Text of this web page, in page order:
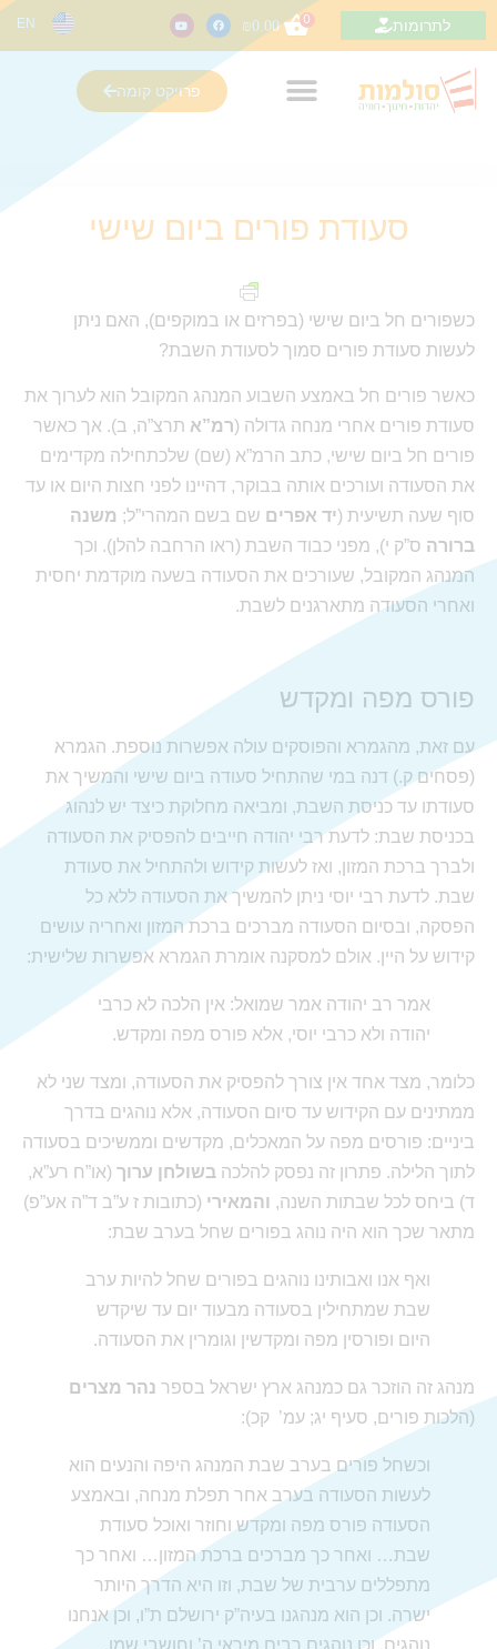
לתרומות 0
₪0.00
EN
פרויקט קומה
סעודת פורים ביום שישי
כשפורים חל ביום שישי (בפרזים או במוקפים), האם ניתן
לעשות סעודת פורים סמוך לסעודת השבת?
כאשר פורים חל באמצע השבוע המנהג המקובל הוא לערוך את
סעודת פורים אחרי מנחה גדולה (רמ”א תרצ”ה, ב). אך כאשר
פורים חל ביום שישי, כתב הרמ”א (שם) שלכתחילה מקדימים
את הסעודה ועורכים אותה בבוקר, דהיינו לפני חצות היום או עד
סוף שעה תשיעית (יד אפרים שם בשם המהרי”ל; משנה
ברורה ס”ק י), מפני כבוד השבת (ראו הרחבה להלן). וכך
המנהג המקובל, שעורכים את הסעודה בשעה מוקדמת יחסית
ואחרי הסעודה מתארגנים לשבת.
פורס מפה ומקדש
עם זאת, מהגמרא והפוסקים עולה אפשרות נוספת. הגמרא
(פסחים ק.) דנה במי שהתחיל סעודה ביום שישי והמשיך את
סעודתו עד כניסת השבת, ומביאה מחלוקת כיצד יש לנהוג
בכניסת שבת: לדעת רבי יהודה חייבים להפסיק את הסעודה
ולברך ברכת המזון, ואז לעשות קידוש ולהתחיל את סעודת
שבת. לדעת רבי יוסי ניתן להמשיך את הסעודה ללא כל
הפסקה, ובסיום הסעודה מברכים ברכת המזון ואחריה עושים
קידוש על היין. אולם למסקנה אומרת הגמרא אפשרות שלישית:
אמר רב יהודה אמר שמואל: אין הלכה לא כרבי
יהודה ולא כרבי יוסי, אלא פורס מפה ומקדש.
כלומר, מצד אחד אין צורך להפסיק את הסעודה, ומצד שני לא
ממתינים עם הקידוש עד סיום הסעודה, אלא נוהגים בדרך
ביניים: פורסים מפה על המאכלים, מקדשים וממשיכים בסעודה
לתוך הלילה. פתרון זה נפסק להלכה בשולחן ערוך (או”ח רע”א,
ד) ביחס לכל שבתות השנה, והמאירי (כתובות ז ע”ב ד”ה אע”פ)
מתאר שכך הוא היה נוהג בפורים שחל בערב שבת:
ואף אנו ואבותינו נוהגים בפורים שחל להיות ערב
שבת שמתחילין בסעודה מבעוד יום עד שיקדש
היום ופורסין מפה ומקדשין וגומרין את הסעודה.
מנהג זה הוזכר גם כמנהג ארץ ישראל בספר נהר מצרים
(הלכות פורים, סעיף יג; עמ’ קכ):
וכשחל פורים בערב שבת המנהג היפה והנעים הוא
לעשות הסעודה בערב אחר תפלת מנחה, ובאמצע
הסעודה פורס מפה ומקדש וחוזר ואוכל סעודת
שבת… ואחר כך מברכים ברכת המזון… ואחר כך
מתפללים ערבית של שבת, וזו היא הדרך היותר
ישרה. וכן הוא מנהגנו בעיה”ק ירושלם ת”ו, וכן אנחנו
נוהגים, וכן נוהגים רבים מיראי ה’ וחושבי שמו.